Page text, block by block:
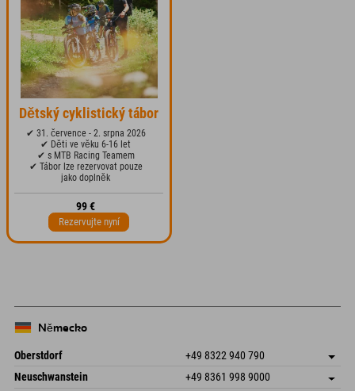
Dětský cyklistický tábor
✔ 31. července - 2. srpna 2026
✔ Děti ve věku 6-16 let
✔ s MTB Racing Teamem
✔ Tábor lze rezervovat pouze
jako doplněk
99 €
Rezervujte nyní
Německo
Oberstdorf +49 8322 940 790
An der Breitach 3
Uložit adresu
Neuschwanstein +49 8361 998 9000